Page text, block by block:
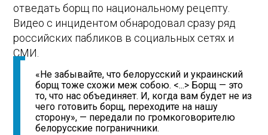
отведать борщ по национальному рецепту.
Видео с инцидентом обнародовал сразу ряд
российских пабликов в социальных сетях и
СМИ.
«Не забывайте, что белорусский и украинский
борщ тоже схожи меж собою. <...> Борщ — это
то, что нас объединяет. И, когда вам будет не из
чего готовить борщ, переходите на нашу
сторону», — передали по громкоговорителю
белорусские пограничники.